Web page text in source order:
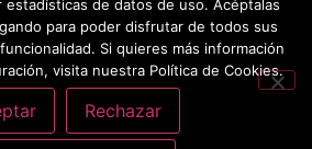
estadísticas de datos de uso. Acéptalas
para poder disfrutar de todos sus
Si quieres más información
visita nuestra Política de Cookies.
Rechazar